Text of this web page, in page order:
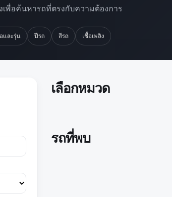
พื่อค้นหารถที่ตรงกับความต้องการ
และรุ่น ปีรถ สีรถ เชื้อเพลิง
เลือกหมวด
รถที่พบ